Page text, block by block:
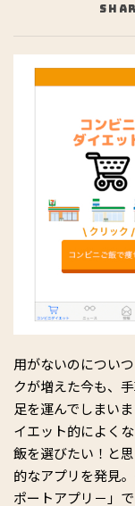
用がないのについ
クが増えた今も、
足を運んでしまい
イエット的によく
飯を選びたい！と
的なアプリを発見
ポートアプリ－」